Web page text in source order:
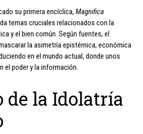
su primera encíclica, Magnifica
temas cruciales relacionados con la
y el bien común. Según fuentes, el
la asimetría epistémica, económica
en el mundo actual, donde unos
el poder y la información.
de la Idolatría